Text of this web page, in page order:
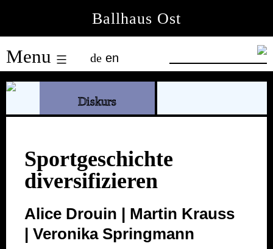
content
Ballhaus Ost
Ballhaus
Ost
Menu de en
Diskurs
Sportgeschichte
diversifizieren
Alice Drouin | Martin Krauss
| Veronika Springmann